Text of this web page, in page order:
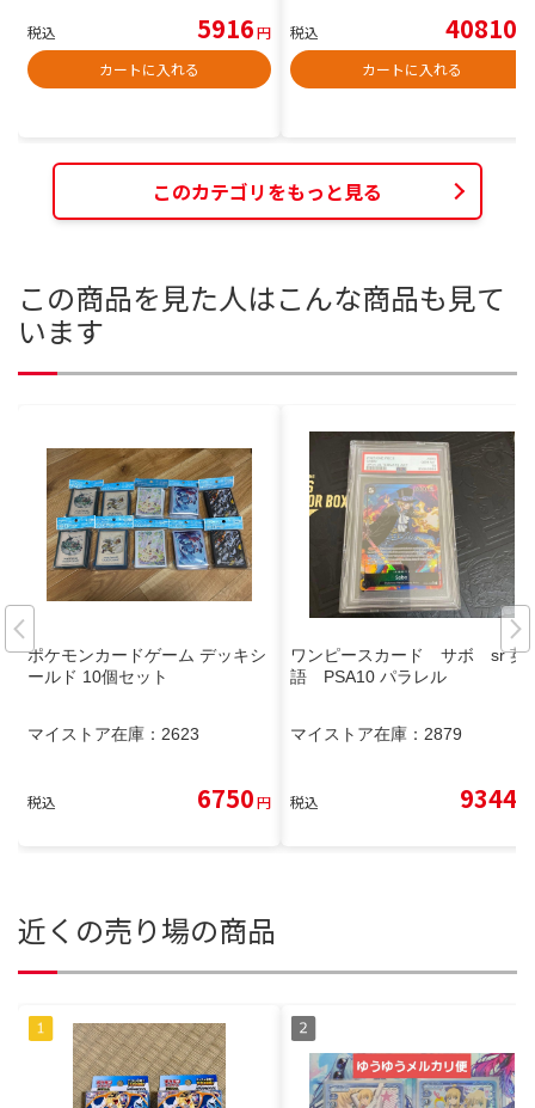
税込 5916円
カートに入れる
税込 40810
カートに入れる
このカテゴリをもっと見る
この商品を見た人はこんな商品も見て
います
ポケモンカードゲーム デッキシ
ールド 10個セット
マイストア在庫： 2623
税込 6750円
ワンピースカード サボ sr 英
語 PSA10 パラレル
マイストア在庫： 2879
税込 9344
近くの売り場の商品